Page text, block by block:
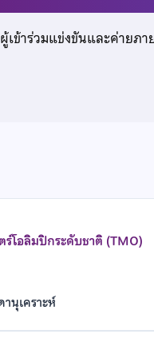
เข้าร่วมแข่งขันและค่ายภ
โอลิมปิกระดับชาติ (TMO)
านุเคราะห์